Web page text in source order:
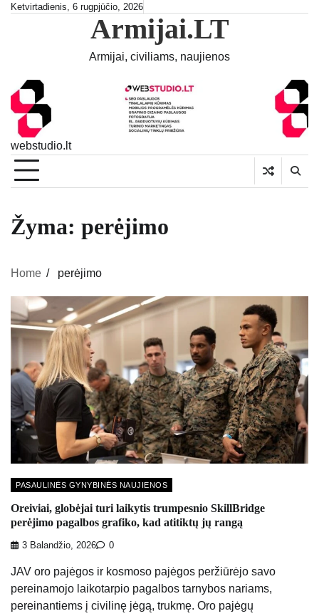
SkipKetvirtadienis, 6 rugpjūčio, 2026
Armijai.LT
Armijai, civiliams, naujienos
webstudio.lt
Žyma: perėjimo
Home perėjimo
PASAULINĖS GYNYBINĖS NAUJIENOS
Oreiviai, globėjai turi laikytis trumpesnio SkillBridge
perėjimo pagalbos grafiko, kad atitiktų jų rangą
3 Balandžio, 2026 0
JAV oro pajėgos ir kosmoso pajėgos peržiūrėjo savo
pereinamojo laikotarpio pagalbos tarnybos nariams,
pereinantiems į civilinę jėgą, trukmę. Oro pajėgų